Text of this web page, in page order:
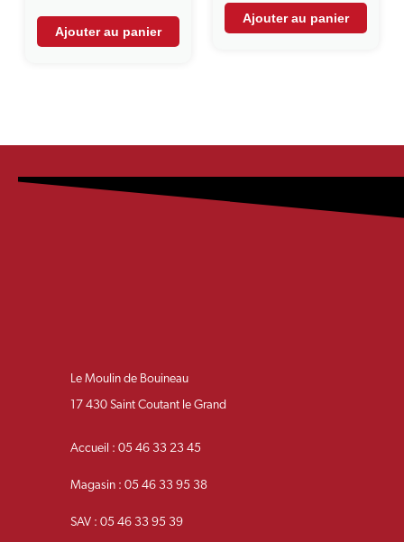
Ajouter au panier
Ajouter au panier
Le Moulin de Bouineau
17 430 Saint Coutant le Grand
Accueil : 05 46 33 23 45
Magasin : 05 46 33 95 38
SAV : 05 46 33 95 39